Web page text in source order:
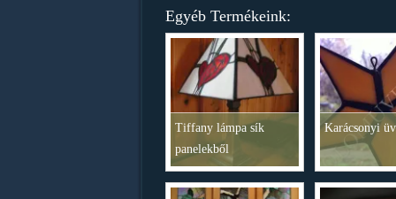
new
window)
new
window)
Egyéb Termékeink:
Tiffany lámpa sík
panelekből
Karácsonyi